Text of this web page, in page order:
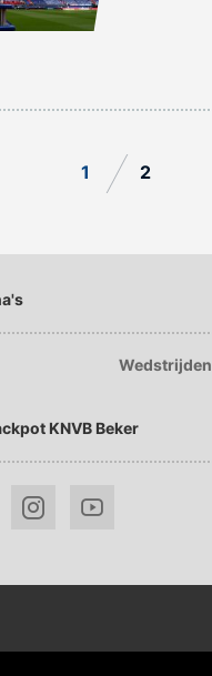
1 2
Wedstrijden
KNVB Beker